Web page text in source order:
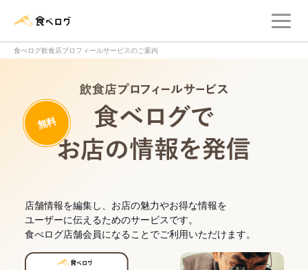
食べログ飲食店プロフィールサービスのご案内
無料
店舗情報を編集し、お店の魅力やお得な情報を
ユーザーに伝えるためのサービスです。
食べログ店舗会員になることでご利用いただけます。